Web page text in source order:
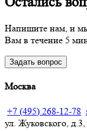
Напишите нам, и
Вам в течение 5
Задать вопрос
Москва
+7 (495) 268-12-78
ул. Жуковского, д.3,